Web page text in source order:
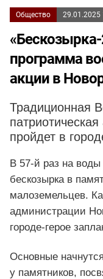
Общество 29.01.2025
программа
акции в
Традиционная
пройдет в
В 57-й раз на
бескозырка в
малоземельцев.
администрации
городе-герое
Основные
у памятников,